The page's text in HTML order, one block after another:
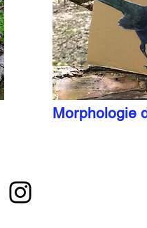
Morphologie